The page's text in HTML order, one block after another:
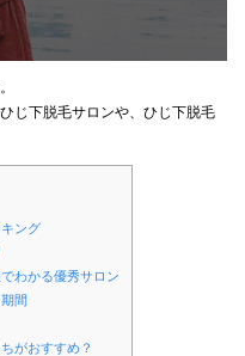
じ下脱毛サロンや、ひじ下脱毛
ング
わかる優秀サロン
間
がおすすめ？